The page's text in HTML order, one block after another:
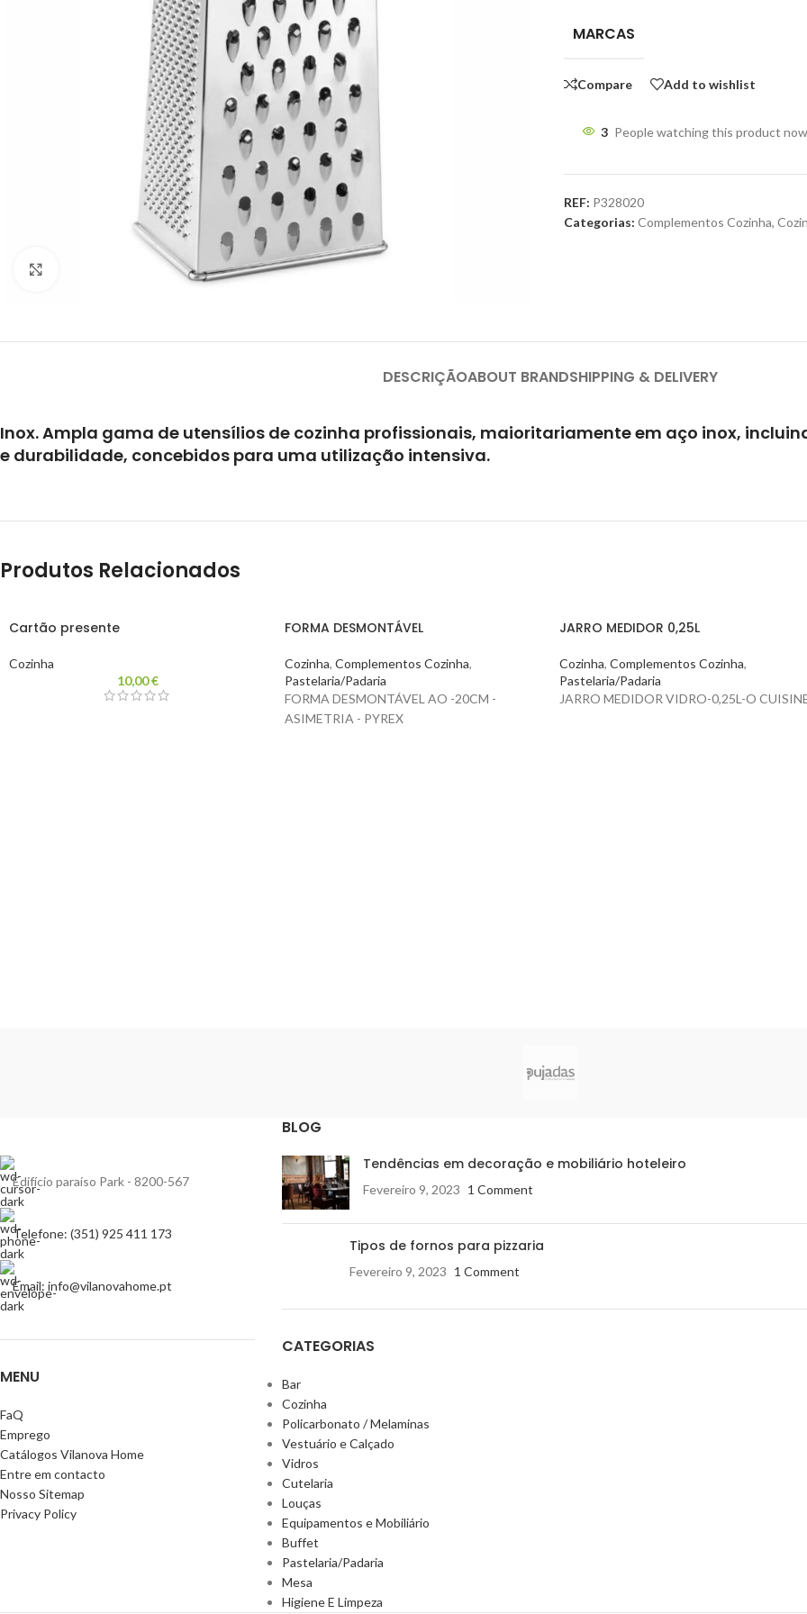
MARCAS
Compare Add to wishlist
3 People watching this product
REF: P328020
Categorias: Complementos Cozinha,
DESCRIÇÃOABOUT BRANDSHIPPING & DELIVERY
Inox. Ampla gama de utensílios de cozinha profissionais, maioritariamente em aço inox,
e durabilidade, concebidos para uma utilização intensiva.
Produtos Relacionados
Cartão presente
Cozinha
10,00€
FORMA DESMONTÁVEL
Cozinha, Complementos Cozinha,
Pastelaria/Padaria
FORMA DESMONTÁVEL AO -20CM -
ASIMETRIA - PYREX
JARRO MEDIDOR 0,25L
Cozinha, Complementos Cozinha,
Pastelaria/Padaria
JARRO MEDIDOR VIDRO-0,25L-O
Edifício paraíso Park - 8200-567
Telefone: (351) 925 411 173
Email: info@vilanovahome.pt
MENU
FaQ
Emprego
Catálogos Vilanova Home
Entre em contacto
Nosso Sitemap
Privacy Policy
BLOG
Tendências em decoração e mobiliário hoteleiro
Fevereiro 9, 2023 1 Comment
Tipos de fornos para pizzaria
Fevereiro 9, 2023 1 Comment
CATEGORIAS
Bar
Cozinha
Policarbonato / Melaminas
Vestuário e Calçado
Vidros
Cutelaria
Louças
Equipamentos e Mobiliário
Buffet
Pastelaria/Padaria
Mesa
Higiene E Limpeza